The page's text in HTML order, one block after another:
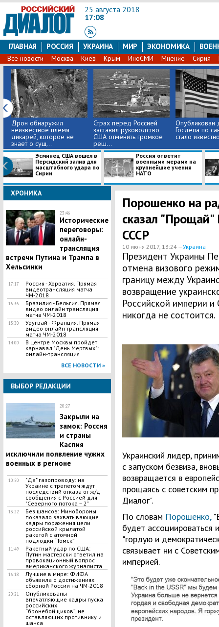
25 августа 2018
17:08
ГЛАВНАЯ РОССИЯ УКРАИНА МИР ЭКОНОМИКА
Все новости Москва Киев Крым ИноСМИ Мнение Сирия
​Дрон обнаружил
неизвестное племя
дикарей, которое не
знает о сущ...
Страх перед Россией
заставил руководство
США отменить громкое
реш...
Опубликован
Госдепа по
стало
Эсминец США вошел в
Персидский залив для
масштабного удара по
Сирии
Россия ответит
военными мерами на
крупнейшие учения
НАТО
ХРОНИКА
23:46
Исторические
переговоры:
онлайн-
трансляция
встречи Путина и Трампа в
Хельсинки
17:17
Россия - Хорватия. Прямая
видеотрансляция матча
ЧМ-2018
15:36
Бразилия - Бельгия. Прямая
видео онлайн трансляция
матча ЧМ-2018
15:30
Уругвай - Франция. Прямая
видео онлайн трансляция
матча ЧМ-2018
14:00
В центре Москвы пройдет
карнавал "День Мертвых":
онлайн-трансляция
ВСЕ НОВОСТИ »
ВЫБОР РЕДАКЦИИ
20:27
Закрыли на
замок: Россия
и страны
Каспия
исключили появление чужих
военных в регионе
10:50
"Да" газопроводу: на
Украине с трепетом ждут
последствий отказа от ж/д
сообщения с Россией для
"Северного потока – 2"
13:22
Без шансов: Минобороны
показало захватывающие
кадры поражения цели
российской крылатой
ракетой с атомной
подлодки “Томск”
11:49
Ракетный удар по США:
Путин мастерски ответил на
провокационный вопрос
американского журналиста
16:18
Лучшие в мире: ФИФА
объявила о достижениях
сборной России на ЧМ-2018
20:21
Опубликованы
впечатляющие кадры пуска
российских
“бронебойщиков”, не
оставляющих противнику и
шанса
Порошенко на
сказал "Прощай"
СССР
10 июня 2017, 13:24 —Украина
Президент Украины
отмена визового
границу между
возвращение
Российской империи
никогда не состоится.
Украинский лидер,
с запуском безвиза,
возвращается в
прощаясь с советским
Диалог".
По словам Порошенко,
будет ассоциироваться
"гордую и
связывает ни с
империей.